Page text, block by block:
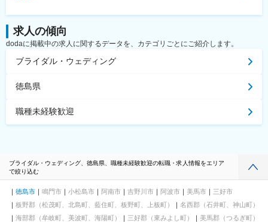
求人の傾向
dodaに掲載中の求人に関するデータを、カテゴリごとにご紹介します。
ブライダル・ウェディング
徳島県
職種未経験歓迎
ブライダル・ウェディング、徳島県、職種未経験歓迎の転職・求人情報をエリア
で絞り込む
徳島市 鳴門市 小松島市 阿南市 吉野川市 阿波市 美馬市
三好市
板野郡（松茂町、北島町、藍住町、板野町、上板町）
名西郡（石井町、神山町）
海部郡（牟岐町、美波町、海陽町）
三好郡（東みよし町）
美馬郡（つるぎ町）